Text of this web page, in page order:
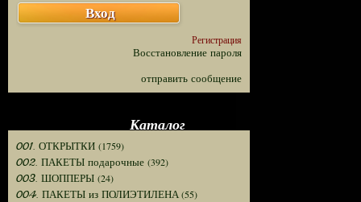
Вход
Регистрация
Восстановление пароля
отправить сообщение
Каталог
001. ОТКРЫТКИ (1759)
002. ПАКЕТЫ подарочные (392)
003. ШОППЕРЫ (24)
004. ПАКЕТЫ из ПОЛИЭТИЛЕНА(55)